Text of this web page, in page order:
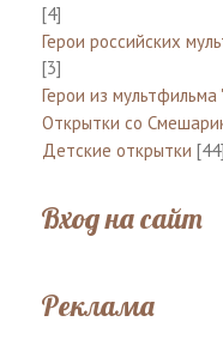
[4]
Герои российских
[3]
Герои из
Открытки со
Детские открытки [44]
Вход на сайт
Реклама